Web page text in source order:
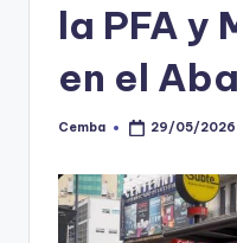
la PFA y
en el
Posted
Cemba 29/05/2026